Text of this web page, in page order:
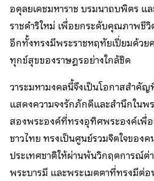
อดุลยเดชมหาราช บรมนาถบพิตร แล
ราชดำริใหม่ เพื่อยกระดับคุณภาพชี
อีกทั้งทรงมีพระราชหฤทัยเปี่ยมด้วย
ทุกข์สุขของราษฎรอย่างใกล้ชิด
วาระมหามงคลนี้จึงเป็นโอกาสสำคั
แสดงความจงรักภักดีและสำนึกใน
สองพระองค์ที่ทรงอุทิศพระองค์เพื่
ชาวไทย ทรงเป็นศูนย์รวมจิตใจของ
ประเทศชาติให้ผ่านพ้นวิกฤตการณ์ต่
พระบารมี และพระเมตตาที่ทรงมีต่